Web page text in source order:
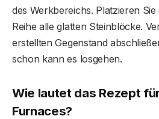
des Werkbereichs. Platzieren
Reihe alle glatten Steinblöcke.
erstellten Gegenstand
schon kann es losgehen.
Wie lautet das Rezept
Furnaces?